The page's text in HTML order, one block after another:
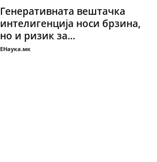
Генеративната вештачка
интелигенција носи брзина,
но и ризик за...
ЕНаука.мк